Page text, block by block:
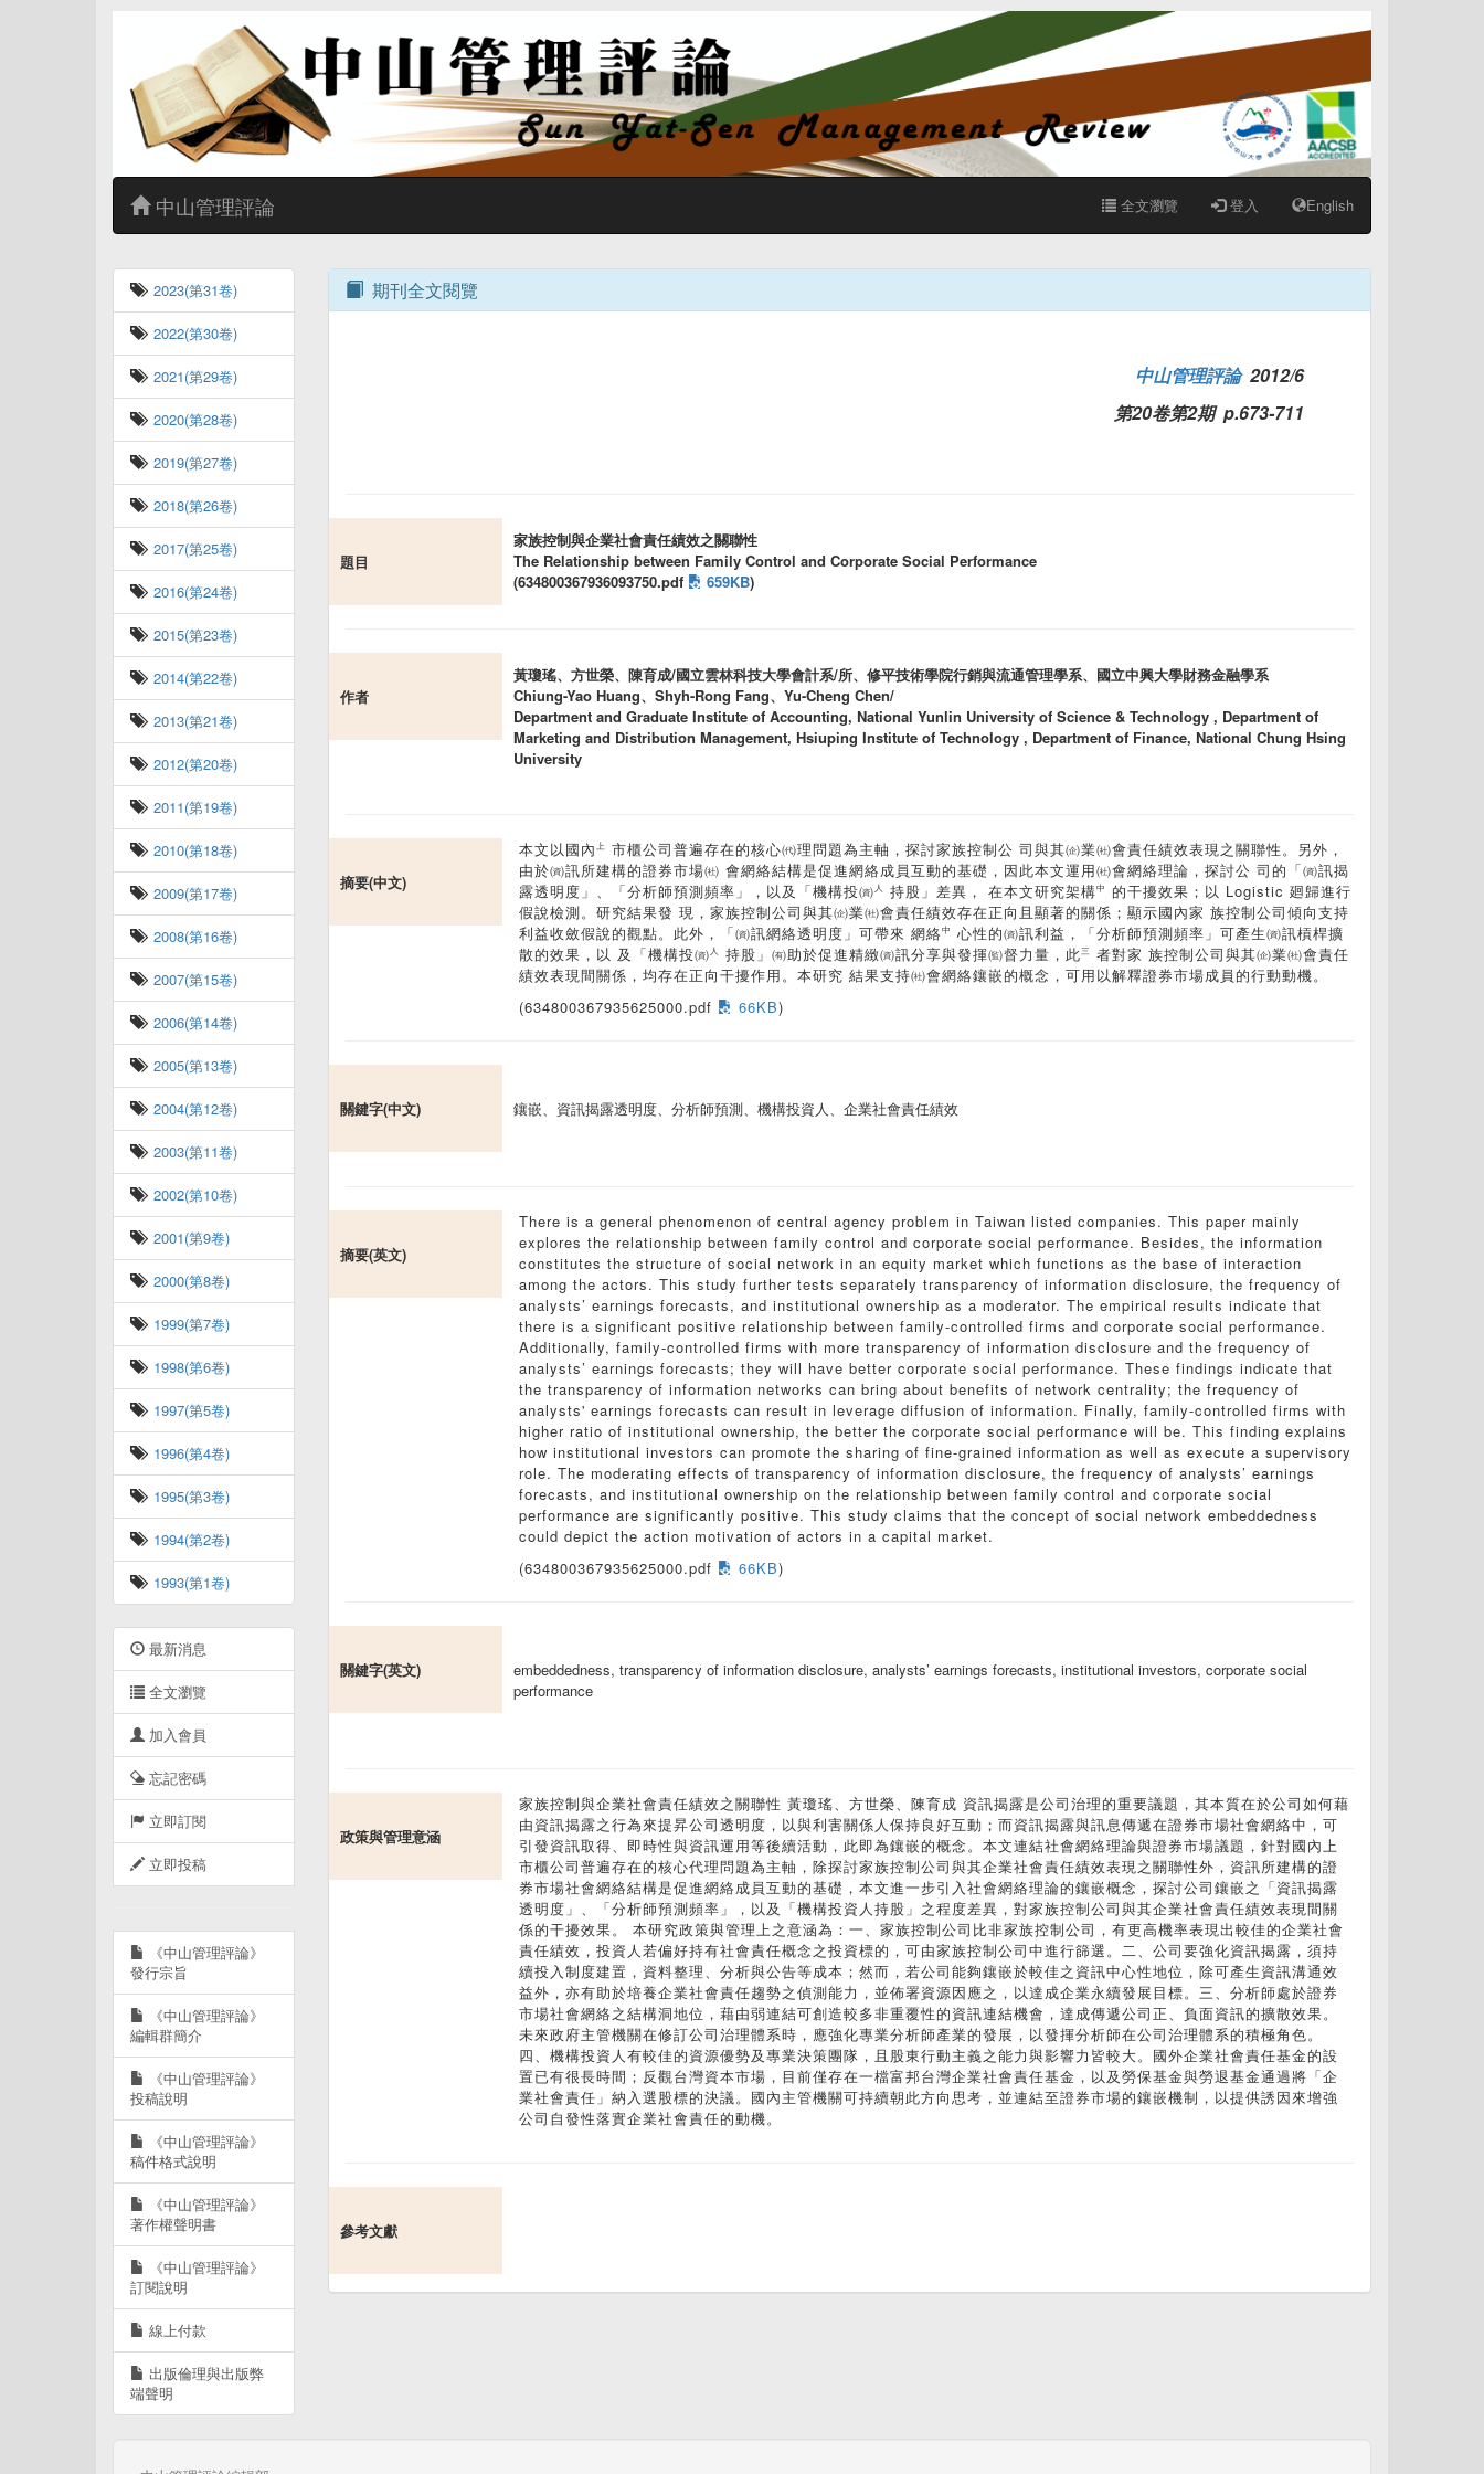
中山管理評論 全文瀏覽 登入 English
2023(第31卷)
2022(第30卷)
2021(第29卷)
2020(第28卷)
2019(第27卷)
2018(第26卷)
2017(第25卷)
2016(第24卷)
2015(第23卷)
2014(第22卷)
2013(第21卷)
2012(第20卷)
2011(第19卷)
2010(第18卷)
2009(第17卷)
2008(第16卷)
2007(第15卷)
2006(第14卷)
2005(第13卷)
2004(第12卷)
2003(第11卷)
2002(第10卷)
2001(第9卷)
2000(第8卷)
1999(第7卷)
1998(第6卷)
1997(第5卷)
1996(第4卷)
1995(第3卷)
1994(第2卷)
1993(第1卷)
最新消息
全文瀏覽
加入會員
忘記密碼
立即訂閱
立即投稿
《中山管理評論》
發行宗旨
《中山管理評論》
編輯群簡介
《中山管理評論》
投稿說明
《中山管理評論》
稿件格式說明
《中山管理評論》
著作權聲明書
《中山管理評論》
訂閱說明
線上付款
出版倫理與出版弊
端聲明
期刊全文閱覽
中山管理評論2012/6
第20卷第2期 p.673-711
題目
家族控制與企業社會責任績效之關聯性
The Relationship between Family Control and Corporate Social Performance
(634800367936093750.pdf
659KB)
作者
黃瓊瑤、方世榮、陳育成/國立雲林科技大學會計系/所、修平技術學院行銷與流通管理學系、國立中興大學財務金融學系
Chiung-Yao Huang、Shyh-Rong Fang、Yu-Cheng Chen/
Department and Graduate Institute of Accounting, National Yunlin University of Science & Technology , Department of
Marketing and Distribution Management, Hsiuping Institute of Technology , Department of Finance, National Chung Hsing
University
摘要(中文)
本文以國內㆖市櫃公司普遍存在的核心㈹理問題為主軸，探討家族控制公 司與其㈽業㈳會責任績效表現之關聯性。另外，
由於㈾訊所建構的證券市場㈳ 會網絡結構是促進網絡成員互動的基礎，因此本文運用㈳會網絡理論，探討公 司的「㈾訊揭
露透明度」、「分析師預測頻率」，以及「機構投㈾㆟持股」差異， 在本文研究架構㆗的干擾效果；以 Logistic 廻歸進行
假說檢測。研究結果發 現，家族控制公司與其㈽業㈳會責任績效存在正向且顯著的關係；顯示國內家 族控制公司傾向支持
利益收斂假說的觀點。此外，「㈾訊網絡透明度」可帶來 網絡㆗心性的㈾訊利益，「分析師預測頻率」可產生㈾訊槓桿擴
散的效果，以 及「機構投㈾㆟持股」㈲助於促進精緻㈾訊分享與發揮㈼督力量，此㆔者對家 族控制公司與其㈽業㈳會責任
績效表現間關係，均存在正向干擾作用。本研究 結果支持㈳會網絡鑲嵌的概念，可用以解釋證券市場成員的行動動機。
(634800367935625000.pdf
66KB)
關鍵字(中文) 鑲嵌、資訊揭露透明度、分析師預測、機構投資人、企業社會責任績效
摘要(英文)
There is a general phenomenon of central agency problem in Taiwan listed companies. This paper mainly
explores the relationship between family control and corporate social performance. Besides, the information
constitutes the structure of social network in an equity market which functions as the base of interaction
among the actors. This study further tests separately transparency of information disclosure, the frequency of
analysts’ earnings forecasts, and institutional ownership as a moderator. The empirical results indicate that
there is a significant positive relationship between family-controlled firms and corporate social performance.
Additionally, family-controlled firms with more transparency of information disclosure and the frequency of
analysts’ earnings forecasts; they will have better corporate social performance. These findings indicate that
the transparency of information networks can bring about benefits of network centrality; the frequency of
analysts' earnings forecasts can result in leverage diffusion of information. Finally, family-controlled firms with
higher ratio of institutional ownership, the better the corporate social performance will be. This finding explains
how institutional investors can promote the sharing of fine-grained information as well as execute a supervisory
role. The moderating effects of transparency of information disclosure, the frequency of analysts’ earnings
forecasts, and institutional ownership on the relationship between family control and corporate social
performance are significantly positive. This study claims that the concept of social network embeddedness
could depict the action motivation of actors in a capital market.
(634800367935625000.pdf
66KB)
關鍵字(英文)
embeddedness, transparency of information disclosure, analysts’ earnings forecasts, institutional investors, corporate social
performance
政策與管理意涵
家族控制與企業社會責任績效之關聯性 黃瓊瑤、方世榮、陳育成 資訊揭露是公司治理的重要議題，其本質在於公司如何藉
由資訊揭露之行為來提昇公司透明度，以與利害關係人保持良好互動；而資訊揭露與訊息傳遞在證券市場社會網絡中，可
引發資訊取得、即時性與資訊運用等後續活動，此即為鑲嵌的概念。本文連結社會網絡理論與證券市場議題，針對國內上
市櫃公司普遍存在的核心代理問題為主軸，除探討家族控制公司與其企業社會責任績效表現之關聯性外，資訊所建構的證
券市場社會網絡結構是促進網絡成員互動的基礎，本文進一步引入社會網絡理論的鑲嵌概念，探討公司鑲嵌之「資訊揭露
透明度」、「分析師預測頻率」，以及「機構投資人持股」之程度差異，對家族控制公司與其企業社會責任績效表現間關
係的干擾效果。 本研究政策與管理上之意涵為：一、家族控制公司比非家族控制公司，有更高機率表現出較佳的企業社會
責任績效，投資人若偏好持有社會責任概念之投資標的，可由家族控制公司中進行篩選。二、公司要強化資訊揭露，須持
續投入制度建置，資料整理、分析與公告等成本；然而，若公司能夠鑲嵌於較佳之資訊中心性地位，除可產生資訊溝通效
益外，亦有助於培養企業社會責任趨勢之偵測能力，並佈署資源因應之，以達成企業永續發展目標。三、分析師處於證券
市場社會網絡之結構洞地位，藉由弱連結可創造較多非重覆性的資訊連結機會，達成傳遞公司正、負面資訊的擴散效果。
未來政府主管機關在修訂公司治理體系時，應強化專業分析師產業的發展，以發揮分析師在公司治理體系的積極角色。
四、機構投資人有較佳的資源優勢及專業決策團隊，且股東行動主義之能力與影響力皆較大。國外企業社會責任基金的設
置已有很長時間；反觀台灣資本市場，目前僅存在一檔富邦台灣企業社會責任基金，以及勞保基金與勞退基金通過將「企
業社會責任」納入選股標的決議。國內主管機關可持續朝此方向思考，並連結至證券市場的鑲嵌機制，以提供誘因來增強
公司自發性落實企業社會責任的動機。
參考文獻